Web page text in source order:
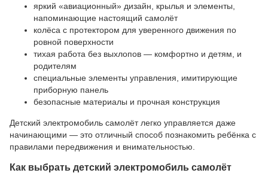
яркий «авиационный» дизайн, крылья и элементы,
напоминающие настоящий самолёт
колёса с протектором для уверенного движения по
ровной поверхности
тихая работа без выхлопов — комфортно и детям, и
родителям
специальные элементы управления, имитирующие
приборную панель
безопасные материалы и прочная конструкция
Детский электромобиль самолёт легко управляется даже
начинающими — это отличный способ познакомить ребёнка с
правилами передвижения и внимательностью.
Как выбрать детский электромобиль самолёт